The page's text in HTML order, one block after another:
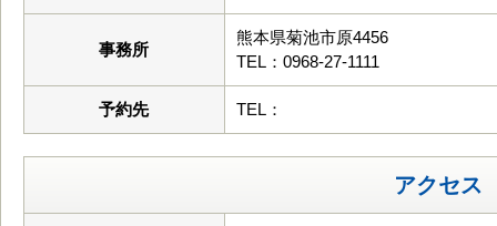
事務所
熊本県菊池市原4456
TEL：0968-27-1111
予約先 TEL：
アクセス